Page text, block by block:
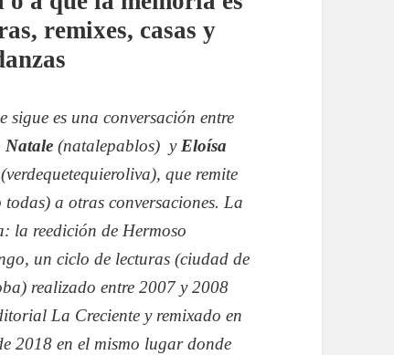
remixes, casas y
sigue es una conversación entre
Natale(natalepablos) y Eloísa
(verdequetequieroliva), que remite
todas) a otras conversaciones. La
la reedición de Hermoso
un ciclo de lecturas (ciudad de
realizado entre 2007 y 2008
La Creciente y remixado en
2018 en el mismo lugar donde